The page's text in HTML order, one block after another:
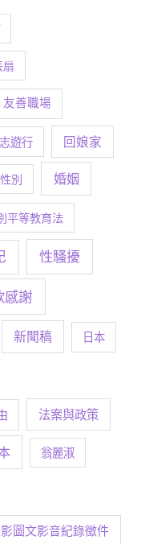
扇
友善職場
遊行 回娘家
別 婚姻
平等教育法
性騷擾
感謝
新聞稿 日本
法案與政策
翁麗淑
圖文影音紀錄徵件